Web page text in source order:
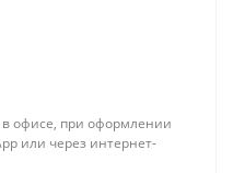
в офисе, при оформлении
или через интернет-